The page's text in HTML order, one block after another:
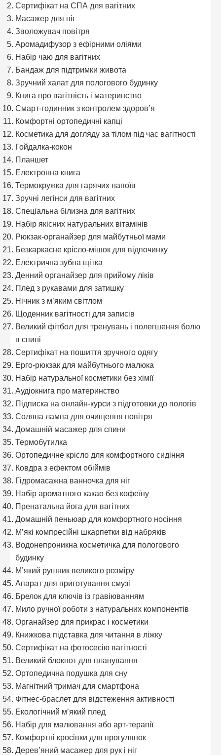
Сертифікат на СПА для вагітних
Масажер для ніг
Зволожувач повітря
Аромадифузор з ефірними оліями
Набір чаю для вагітних
Бандаж для підтримки живота
Зручний халат для пологового будинку
Книга про вагітність і материнство
Смарт-годинник з контролем здоров’я
Комфортні ортопедичні капці
Косметика для догляду за тілом під час вагітності
Гойдалка-кокон
Планшет
Електронна книга
Термокружка для гарячих напоїв
Зручні легінси для вагітних
Спеціальна білизна для вагітних
Набір якісних натуральних вітамінів
Рюкзак-органайзер для майбутньої мами
Безкаркасне крісло-мішок для відпочинку
Електрична зубна щітка
Денний органайзер для прийому ліків
Плед з рукавами для затишку
Нічник з м’яким світлом
Щоденник вагітності для записів
Великий фітбол для тренувань і полегшення болю
в спині
Сертифікат на пошиття зручного одягу
Ерго-рюкзак для майбутнього малюка
Набір натуральної косметики без хімії
Аудіокнига про материнство
Підписка на онлайн-курси з підготовки до пологів
Соляна лампа для очищення повітря
Домашній масажер для спини
Термобутилка
Ортопедичне крісло для комфортного сидіння
Ковдра з ефектом обіймів
Гідромасажна ванночка для ніг
Набір ароматного какао без кофеїну
Пренатальна йога для вагітних
Домашній пеньюар для комфортного носіння
М’які компресійні шкарпетки від набряків
Водонепроникна косметичка для пологового
будинку
М’який рушник великого розміру
Апарат для приготування смузі
Брелок для ключів із гравіюванням
Мило ручної роботи з натуральних компонентів
Органайзер для прикрас і косметики
Книжкова підставка для читання в ліжку
Сертифікат на фотосесію вагітності
Великий блокнот для планування
Ортопедична подушка для сну
Магнітний тримач для смартфона
Фітнес-браслет для відстеження активності
Екологічний м’який плед
Набір для малювання або арт-терапії
Комфортні кросівки для прогулянок
Дерев’яний масажер для рук і ніг